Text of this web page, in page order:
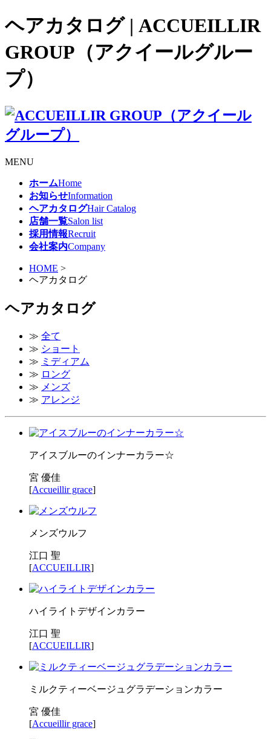
ヘアカタログ | ACCUEILLIR
GROUP（アクイールグルー
プ）
MENU
ホームHome
お知らせInformation
ヘアカタログHair Catalog
店舗一覧Salon list
採用情報Recruit
会社案内Company
HOME >
ヘアカタログ
ヘアカタログ
≫ 全て
≫ ショート
≫ ミディアム
≫ ロング
≫ メンズ
≫ アレンジ
アイスブルーのインナーカラー☆
宮 優佳
[Accueillir grace]
メンズウルフ
江口 聖
[ACCUEILLIR]
ハイライトデザインカラー
江口 聖
[ACCUEILLIR]
ミルクティーベージュグラデーションカラー
宮 優佳
[Accueillir grace]